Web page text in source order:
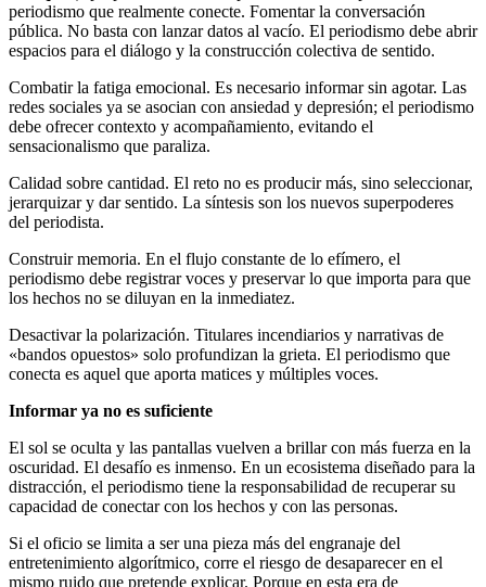
periodismo que realmente conecte. Fomentar la conversación
pública. No basta con lanzar datos al vacío. El periodismo debe abrir
espacios para el diálogo y la construcción colectiva de sentido.
Combatir la fatiga emocional. Es necesario informar sin agotar. Las
redes sociales ya se asocian con ansiedad y depresión; el periodismo
debe ofrecer contexto y acompañamiento, evitando el
sensacionalismo que paraliza.
Calidad sobre cantidad. El reto no es producir más, sino seleccionar,
jerarquizar y dar sentido. La síntesis son los nuevos superpoderes
del periodista.
Construir memoria. En el flujo constante de lo efímero, el
periodismo debe registrar voces y preservar lo que importa para que
los hechos no se diluyan en la inmediatez.
Desactivar la polarización. Titulares incendiarios y narrativas de
«bandos opuestos» solo profundizan la grieta. El periodismo que
conecta es aquel que aporta matices y múltiples voces.
Informar ya no es suficiente
El sol se oculta y las pantallas vuelven a brillar con más fuerza en la
oscuridad. El desafío es inmenso. En un ecosistema diseñado para la
distracción, el periodismo tiene la responsabilidad de recuperar su
capacidad de conectar con los hechos y con las personas.
Si el oficio se limita a ser una pieza más del engranaje del
entretenimiento algorítmico, corre el riesgo de desaparecer en el
mismo ruido que pretende explicar. Porque en esta era de